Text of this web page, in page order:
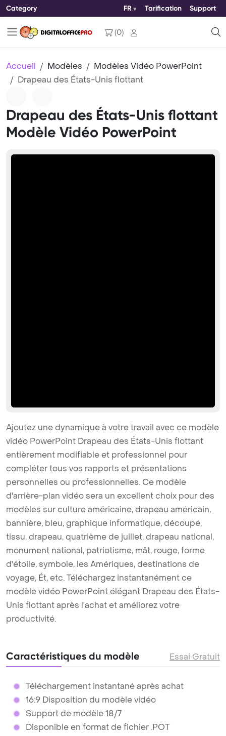
Category FR Tarification Support
(0)
Accueil Modèles
Modèles Vidéo PowerPoint
Drapeau des États-Unis flottant
Drapeau des États-Unis flottant
Modèle Vidéo PowerPoint
Ajoutez une dynamique à votre travail avec ce modèle
vidéo PowerPoint Drapeau des États-Unis flottant
entièrement modifiable et professionnel pour
compléter tous vos rapports et présentations
personnelles ou professionnelles. Ce modèle
d'arrière-plan vidéo sera un excellent choix pour des
modèles sur culture américaine, drapeau américain,
bannière, bleu, graphique informatique, découpé,
tissu, drapeau, quatrième de juillet, drapeau national,
monument national, patriotisme, mât, rouge, forme
d'étoile, symbole, les Amériques, destinations de
voyage, Ét, etc. Téléchargez instantanément ce
modèle vidéo PowerPoint élégant Drapeau des États-
Unis flottant après l'achat et améliorez votre
productivité.
Caractéristiques du modèle Essai Gratuit
Téléchargement instantané après achat
16:9 Disposition du modèle vidéo
Support de modèle 18/7
Disponible en format de fichier .POT